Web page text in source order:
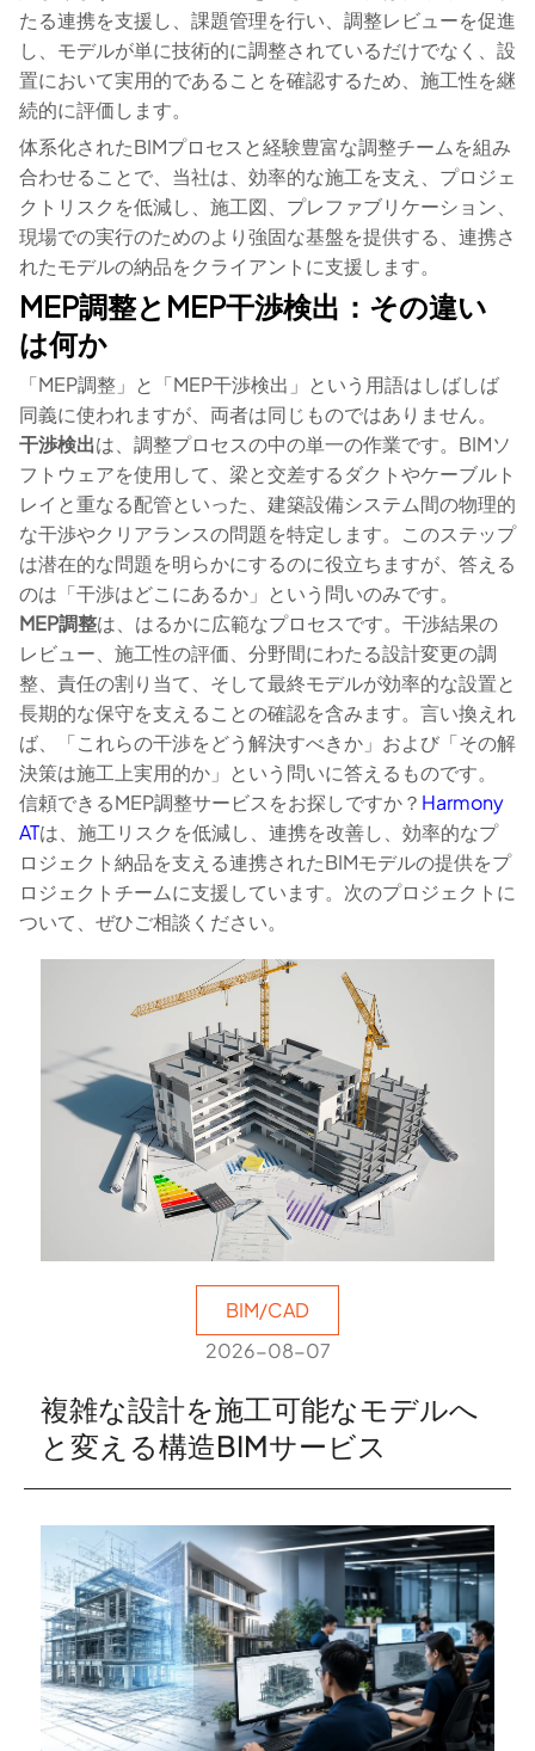
たる連携を支援し、課題管理を行い、調整レビューを促進
し、モデルが単に技術的に調整されているだけでなく、設
置において実用的であることを確認するため、施工性を継
続的に評価します。
体系化されたBIMプロセスと経験豊富な調整チームを組み
合わせることで、当社は、効率的な施工を支え、プロジェ
クトリスクを低減し、施工図、プレファブリケーション、
現場での実行のためのより強固な基盤を提供する、連携さ
れたモデルの納品をクライアントに支援します。
MEP調整とMEP干渉検出：その違い
は何か
「MEP調整」と「MEP干渉検出」という用語はしばしば
同義に使われますが、両者は同じものではありません。
干渉検出は、調整プロセスの中の単一の作業です。BIMソ
フトウェアを使用して、梁と交差するダクトやケーブルト
レイと重なる配管といった、建築設備システム間の物理的
な干渉やクリアランスの問題を特定します。このステップ
は潜在的な問題を明らかにするのに役立ちますが、答える
のは「干渉はどこにあるか」という問いのみです。
MEP調整は、はるかに広範なプロセスです。干渉結果の
レビュー、施工性の評価、分野間にわたる設計変更の調
整、責任の割り当て、そして最終モデルが効率的な設置と
長期的な保守を支えることの確認を含みます。言い換えれ
ば、「これらの干渉をどう解決すべきか」および「その解
決策は施工上実用的か」という問いに答えるものです。
信頼できるMEP調整サービスをお探しですか？ Harmony
ATは、施工リスクを低減し、連携を改善し、効率的なプ
ロジェクト納品を支える連携されたBIMモデルの提供をプ
ロジェクトチームに支援しています。次のプロジェクトに
ついて、ぜひご相談ください。
BIM/CAD
2026-08-07
複雑な設計を施工可能なモデルへ
と変える構造BIMサービス